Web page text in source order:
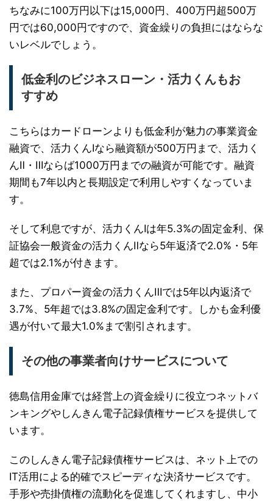
ちなみに100万円以下は15,000円、400万円超500万
円では60,000円ですので、資金繰りの負担にはならな
いレベルでしょう。
低金利のビジネスローン・活力くんもお
すすめ
こちらはカードローンよりも低金利が魅力の事業資金
融資で、活力くんⅠなら融資額が500万円まで、活力く
んⅡ・Ⅲならば1000万円までの融資が可能です。融資
期間も7年以内と長期設定で利用しやすくなっていま
す。
そして利息ですが、活力くんⅠは年5.3%の固定金利、保
証協会一般資金の活力くんⅡなら5年返済で2.0%・5年
超では2.1%が付きます。
また、プロパー資金の活力くんⅢでは5年以内返済で
3.7%、5年超では3.8%の固定金利です。しかも金利優
遇が付いて最大1.0%まで割引されます。
その他の事業者向けサービスについて
徳島信用金庫では経営上の資金繰りに役立つネットバ
ンキングやしんきん電子記録債権サービスを提供して
います。
このしんきん電子記録債権サービスは、ネット上での
IT活用による的確でスピーディな決済サービスです。
手形や売掛債権の流動化を促進してくれますし、中小